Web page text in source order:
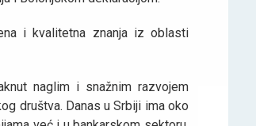
i kvalitetna znanja iz oblasti
naglim i snažnim razvojem
društva. Danas u Srbiji ima oko